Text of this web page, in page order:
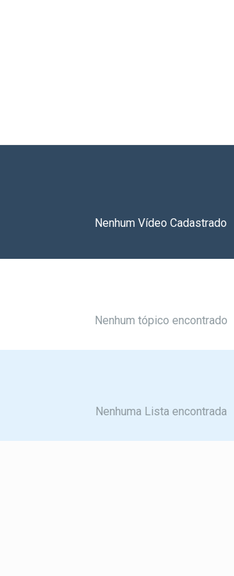
Nenhum Vídeo Cadastrado
Nenhum tópico encontrado
Nenhuma Lista encontrada